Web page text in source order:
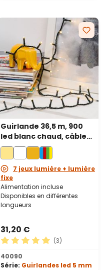
Guirlande 36,5 m, 900
led blanc chaud, câble
vert
7 jeux lumière + lumière
fixe
Alimentation incluse
Disponibles en différentes
longueurs
31,20 €
Note moyenne de 5 sur 5
(3)
40090
Série: Guirlandes led 5 mm